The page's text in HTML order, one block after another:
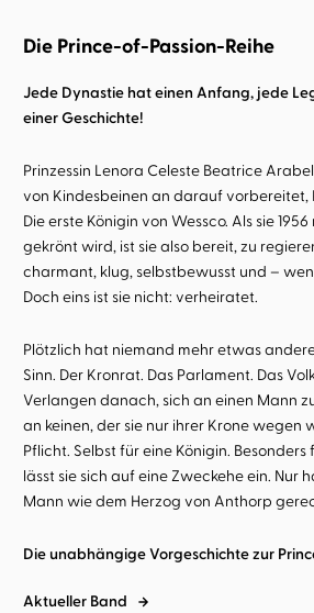
Die Prince-of-Passion-Reihe
Jede Dynastie hat einen Anfang, jede
einer Geschichte!
Prinzessin Lenora Celeste Beatrice
von Kindesbeinen an darauf vorbereitet,
Die erste Königin von Wessco. Als sie
gekrönt wird, ist sie also bereit, zu
charmant, klug, selbstbewusst und –
Doch eins ist sie nicht: verheiratet.
Plötzlich hat niemand mehr etwas
Sinn. Der Kronrat. Das Parlament. Das
Verlangen danach, sich an einen Mann
an keinen, der sie nur ihrer Krone wegen
Pflicht. Selbst für eine Königin. Besonders
lässt sie sich auf eine Zweckehe ein. Nur
Mann wie dem Herzog von Anthorp
Die unabhängige Vorgeschichte zur
Aktueller Band